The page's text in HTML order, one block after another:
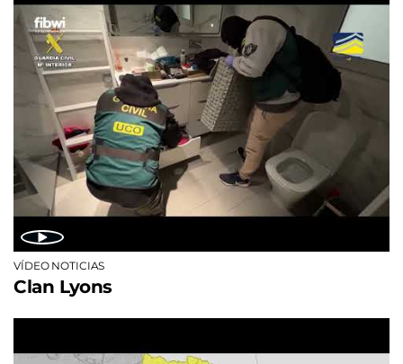
VÍDEO NOTICIAS
Clan Lyons